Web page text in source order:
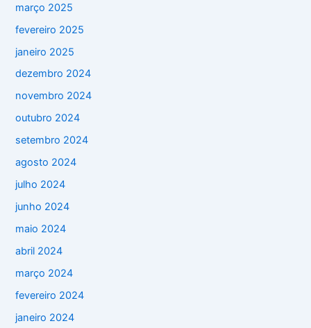
março 2025
fevereiro 2025
janeiro 2025
dezembro 2024
novembro 2024
outubro 2024
setembro 2024
agosto 2024
julho 2024
junho 2024
maio 2024
abril 2024
março 2024
fevereiro 2024
janeiro 2024